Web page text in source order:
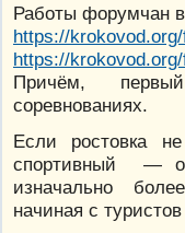
Работы форумчан
https://
https://
Причём,
соревнованиях.
Если ростовка
спортивный —
изначально
начиная с